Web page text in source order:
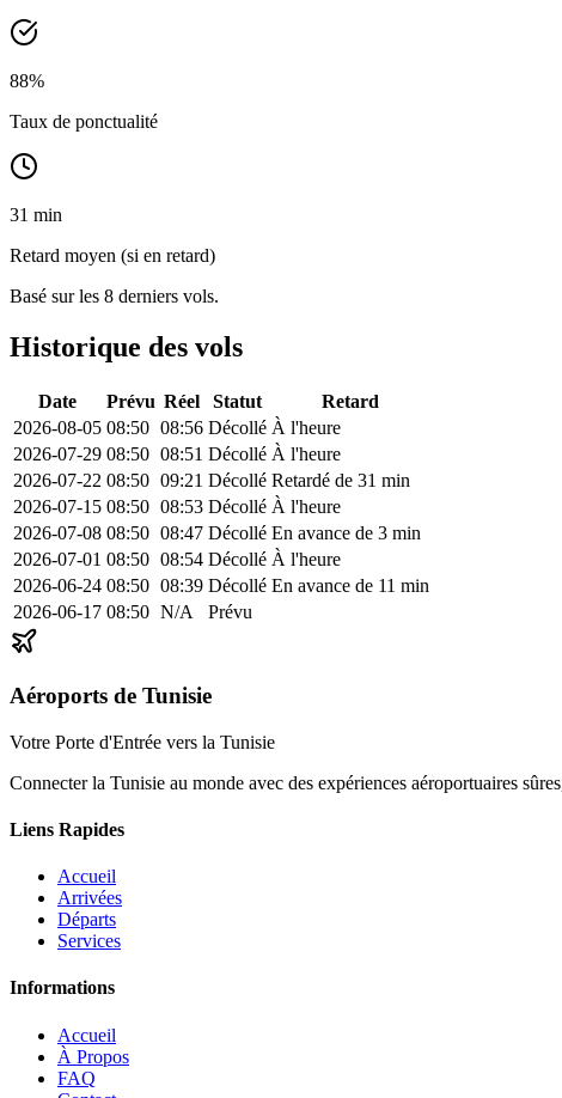
88%
Taux de ponctualité
31 min
Retard moyen (si en retard)
Basé sur les 8 derniers vols.
Historique des vols
Date Prévu Réel Statut
Retard
2026-08-05 08:50 08:56 Décollé À l'heure
2026-07-29 08:50 08:51 Décollé À l'heure
2026-07-22 08:50 09:21 Décollé Retardé de 31 min
2026-07-15 08:50 08:53 Décollé À l'heure
2026-07-08 08:50 08:47 Décollé En avance de 3 min
2026-07-01 08:50 08:54 Décollé À l'heure
2026-06-24 08:50 08:39 Décollé En avance de 11 min
2026-06-17 08:50 N/A Prévu
Aéroports de Tunisie
Votre Porte d'Entrée vers la Tunisie
Connecter la Tunisie au monde avec des expériences aéroportuaires
Liens Rapides
Accueil
Arrivées
Départs
Services
Informations
Accueil
À Propos
FAQ